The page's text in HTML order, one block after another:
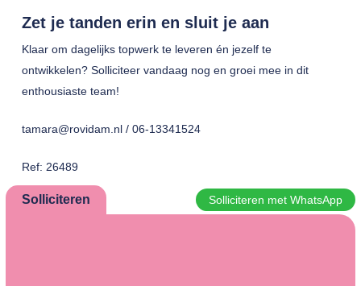
Zet je tanden erin en sluit je aan
Klaar om dagelijks topwerk te leveren én jezelf te
ontwikkelen? Solliciteer vandaag nog en groei mee in dit
enthousiaste team!
tamara@rovidam.nl / 06-13341524
Ref: 26489
Solliciteren Solliciteren met WhatsApp